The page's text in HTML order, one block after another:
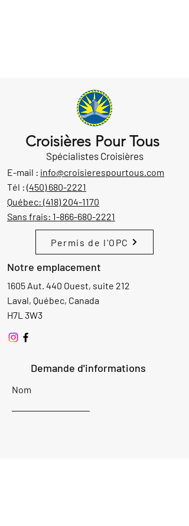
Croisières Pour Tous
Spécialistes Croisières
E-mail : info@croisierespourtous.com
Tél : (450) 680-2221
Québec: (418) 204-1170
Sans frais: 1-866-680-2221
Permis de l'OPC
Notre emplacement
1605 Aut. 440 Ouest, suite 212
Laval, Québec, Canada
H7L 3W3
Demande d'informations
Nom